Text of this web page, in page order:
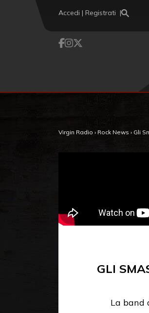
Accedi | Registrati
Virgin Radio › Rock News › Gli
GLI
La band